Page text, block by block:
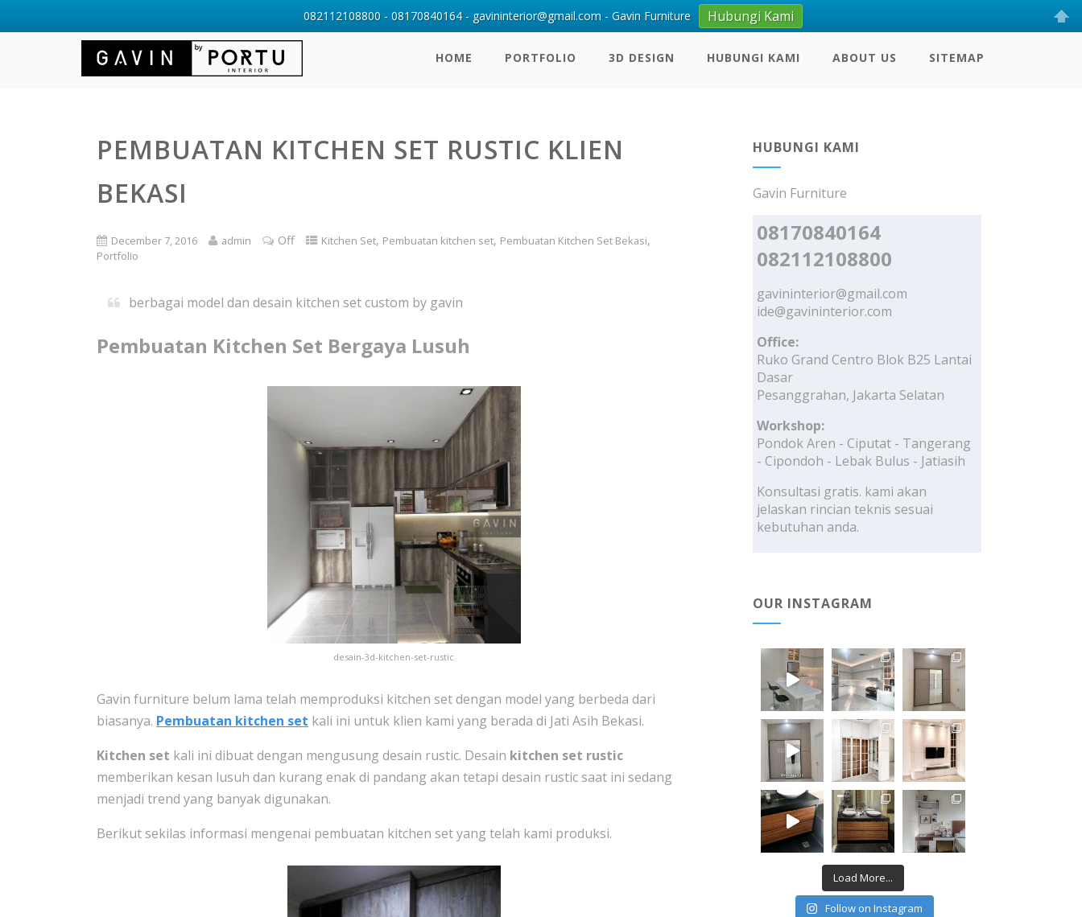
HOME PORTFOLIO 3D DESIGN HUBUNGI KAMI ABOUT US SITEMAP
PEMBUATAN KITCHEN SET RUSTIC KLIEN
BEKASI
December 7, 2016 admin Off Kitchen Set, Pembuatan kitchen set, Pembuatan Kitchen Set Bekasi,
Portfolio
berbagai model dan desain kitchen set custom by gavin
Pembuatan Kitchen Set Bergaya Lusuh
desain-3d-kitchen-set-rustic
Gavin furniture belum lama telah memproduksi kitchen set dengan model yang berbeda dari
biasanya. Pembuatan kitchen set kali ini untuk klien kami yang berada di Jati Asih Bekasi.
Kitchen set kali ini dibuat dengan mengusung desain rustic. Desain kitchen set rustic
memberikan kesan lusuh dan kurang enak di pandang akan tetapi desain rustic saat ini sedang
menjadi trend yang banyak digunakan.
Berikut sekilas informasi mengenai pembuatan kitchen set yang telah kami produksi.
HUBUNGI KAMI
Gavin Furniture
08170840164
082112108800
gavininterior@gmail.com
ide@gavininterior.com
Office:
Ruko Grand Centro Blok B25 Lantai
Dasar
Pesanggrahan, Jakarta Selatan
Workshop:
Pondok Aren - Ciputat - Tangerang
- Cipondoh - Lebak Bulus - Jatiasih
Konsultasi gratis. kami akan
jelaskan rincian teknis sesuai
kebutuhan anda.
OUR INSTAGRAM
Load More...
Follow on Instagram
082112108800 - 08170840164 - gavininterior@gmail.com - Gavin Furniture Hubungi Kami